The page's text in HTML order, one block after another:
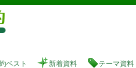
図書館 蔵書検索・予約システム
ベスト 新着資料 テーマ資料